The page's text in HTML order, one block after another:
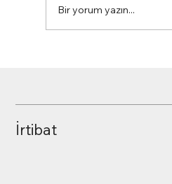
Bir yorum yazın...
İrtibat